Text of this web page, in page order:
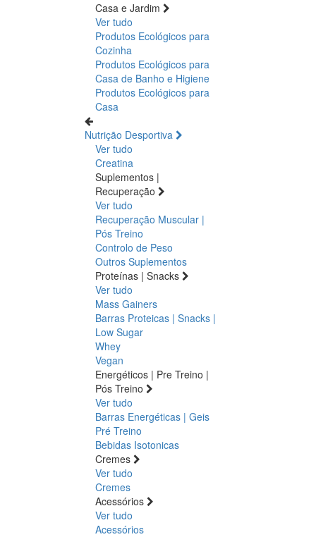
Casa e Jardim
Ver tudo
Produtos Ecológicos para
Cozinha
Produtos Ecológicos para
Casa de Banho e Higiene
Produtos Ecológicos para
Casa
Nutrição Desportiva
Ver tudo
Creatina
Suplementos |
Recuperação
Ver tudo
Recuperação Muscular |
Pós Treino
Controlo de Peso
Outros Suplementos
Proteínas | Snacks
Ver tudo
Mass Gainers
Barras Proteicas | Snacks |
Low Sugar
Whey
Vegan
Energéticos | Pre Treino |
Pós Treino
Ver tudo
Barras Energéticas | Geis
Pré Treino
Bebidas Isotonicas
Cremes
Ver tudo
Cremes
Acessórios
Ver tudo
Acessórios